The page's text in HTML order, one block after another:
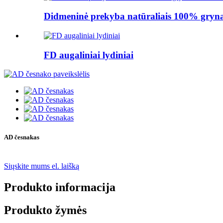
Didmeninė prekyba natūraliais 100%
FD augaliniai lydiniai
AD česnakas
Siųskite mums el. laišką
Produkto informacija
Produkto žymės